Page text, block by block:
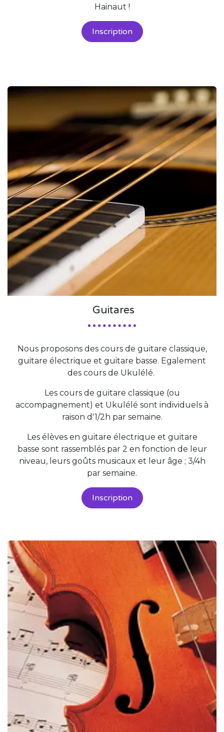
Hainaut !
Inscription
Guitares
Nous proposons des cours de guitare classique,
guitare électrique et guitare basse. Egalement
des cours de Ukulélé.
Les cours de guitare classique (ou
accompagnement) et Ukulélé sont individuels à
raison d'1/2h par semaine.
Les élèves en guitare électrique et guitare
basse sont rassemblés par 2 en fonction de leur
niveau, leurs goûts musicaux et leur âge ; 3/4h
par semaine.
Inscription